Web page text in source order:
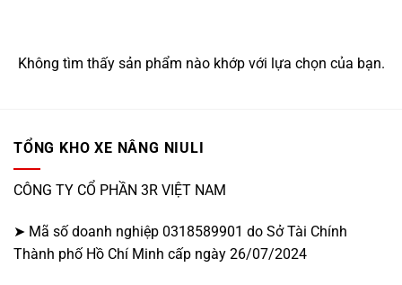
Không tìm thấy sản phẩm nào khớp với lựa chọn của bạn.
TỔNG KHO XE NÂNG NIULI
CÔNG TY CỔ PHẦN 3R VIỆT NAM
➤ Mã số doanh nghiệp 0318589901 do Sở Tài Chính
Thành phố Hồ Chí Minh cấp ngày 26/07/2024